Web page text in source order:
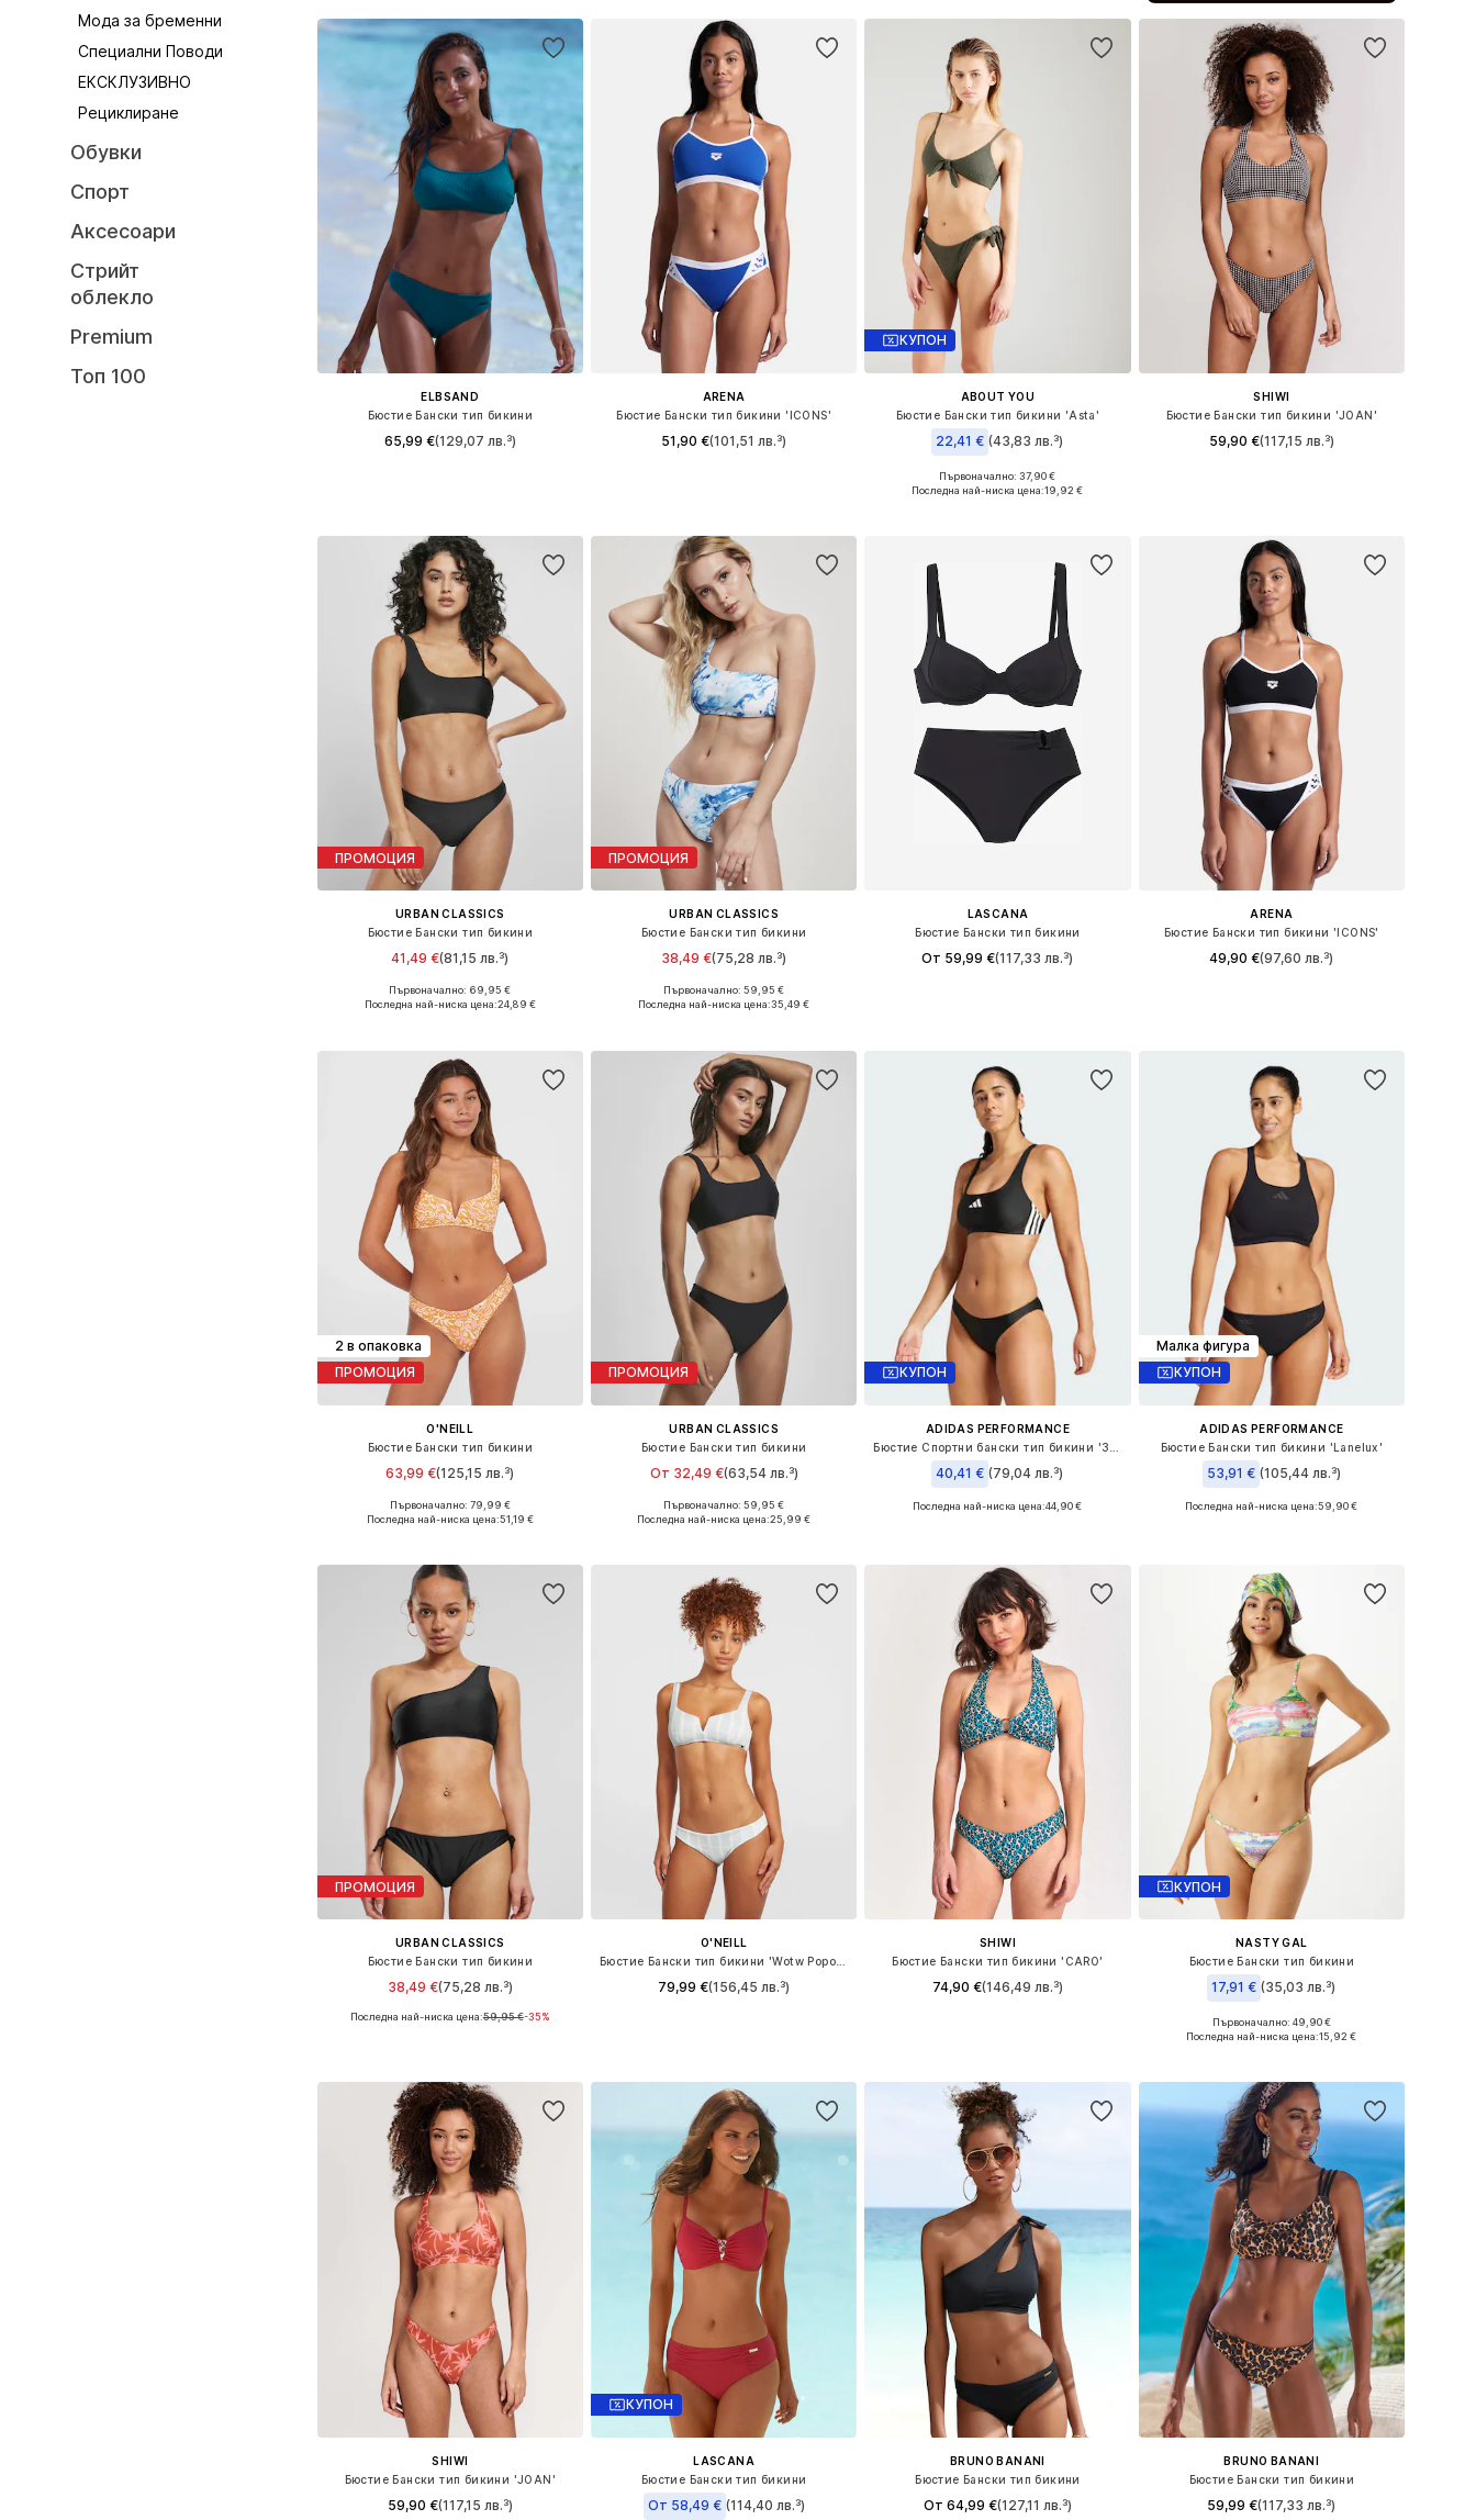
Мода за бременни
Специални Поводи
ЕКСКЛУЗИВНО
Рециклиране
Обувки
Спорт
Аксесоари
Стрийт
облекло
Premium
Топ 100
ELBSAND
Бюстие Бански тип бикини
65,99 €(129,07 лв.³)
ARENA
Бюстие Бански тип бикини 'ICONS'
51,90 €(101,51 лв.³)
КУПОН
ABOUT YOU
Бюстие Бански тип бикини 'Asta'
22,41 € (43,83 лв.³)
Налични размери: XXL
Първоначално: 37,90 €
Последна най-ниска цена:19,92 €
SHIWI
Бюстие Бански тип бикини 'JOAN'
59,90 €(117,15 лв.³)
ПРОМОЦИЯ
URBAN CLASSICS
Бюстие Бански тип бикини
41,49 €(81,15 лв.³)
Налични размери: S, M, L
Първоначално: 69,95 €
Последна най-ниска цена:24,89 €
ПРОМОЦИЯ
URBAN CLASSICS
Бюстие Бански тип бикини
38,49 €(75,28 лв.³)
Налични размери: XS, S, L
Първоначално: 59,95 €
Последна най-ниска цена:35,49 €
LASCANA
Бюстие Бански тип бикини
От 59,99 €(117,33 лв.³)
ARENA
Бюстие Бански тип бикини 'ICONS'
49,90 €(97,60 лв.³)
2 в опаковка
ПРОМОЦИЯ
O'NEILL
Бюстие Бански тип бикини
63,99 €(125,15 лв.³)
Налични размери: XS-S, S-M, M
Първоначално: 79,99 €
Последна най-ниска цена:51,19 €
ПРОМОЦИЯ
URBAN CLASSICS
Бюстие Бански тип бикини
От 32,49 €(63,54 лв.³)
Налични размери: S, M, XXL
Първоначално: 59,95 €
Последна най-ниска цена:25,99 €
КУПОН
ADIDAS PERFORMANCE
40,41 € (79,04 лв.³)
Налични размери: XS, XS, S, S, L, L
Последна най-ниска цена:44,90 €
Малка фигура
КУПОН
ADIDAS PERFORMANCE
Бюстие Бански тип бикини 'Lanelux'
53,91 € (105,44 лв.³)
Налични размери: S, S, M, M
Последна най-ниска цена:59,90 €
ПРОМОЦИЯ
URBAN CLASSICS
Бюстие Бански тип бикини
38,49 €(75,28 лв.³)
Налични размери: S, XL
Последна най-ниска цена:59,95 €-35%
O'NEILL
79,99 €(156,45 лв.³)
SHIWI
Бюстие Бански тип бикини 'CARO'
74,90 €(146,49 лв.³)
КУПОН
NASTY GAL
Бюстие Бански тип бикини
17,91 € (35,03 лв.³)
Налични размери: XS, L, XL
Първоначално: 49,90 €
Последна най-ниска цена:15,92 €
SHIWI
Бюстие Бански тип бикини 'JOAN'
59,90 €(117,15 лв.³)
КУПОН
LASCANA
Бюстие Бански тип бикини
От 58,49 € (114,40 лв.³)
BRUNO BANANI
Бюстие Бански тип бикини
От 64,99 €(127,11 лв.³)
BRUNO BANANI
Бюстие Бански тип бикини
59,99 €(117,33 лв.³)